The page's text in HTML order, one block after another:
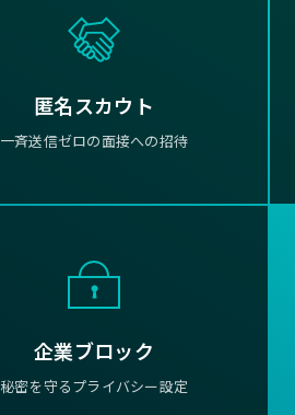
匿名スカウト
一斉送信ゼロの面接への招待
企業ブロック
秘密を守るプライバシー設定